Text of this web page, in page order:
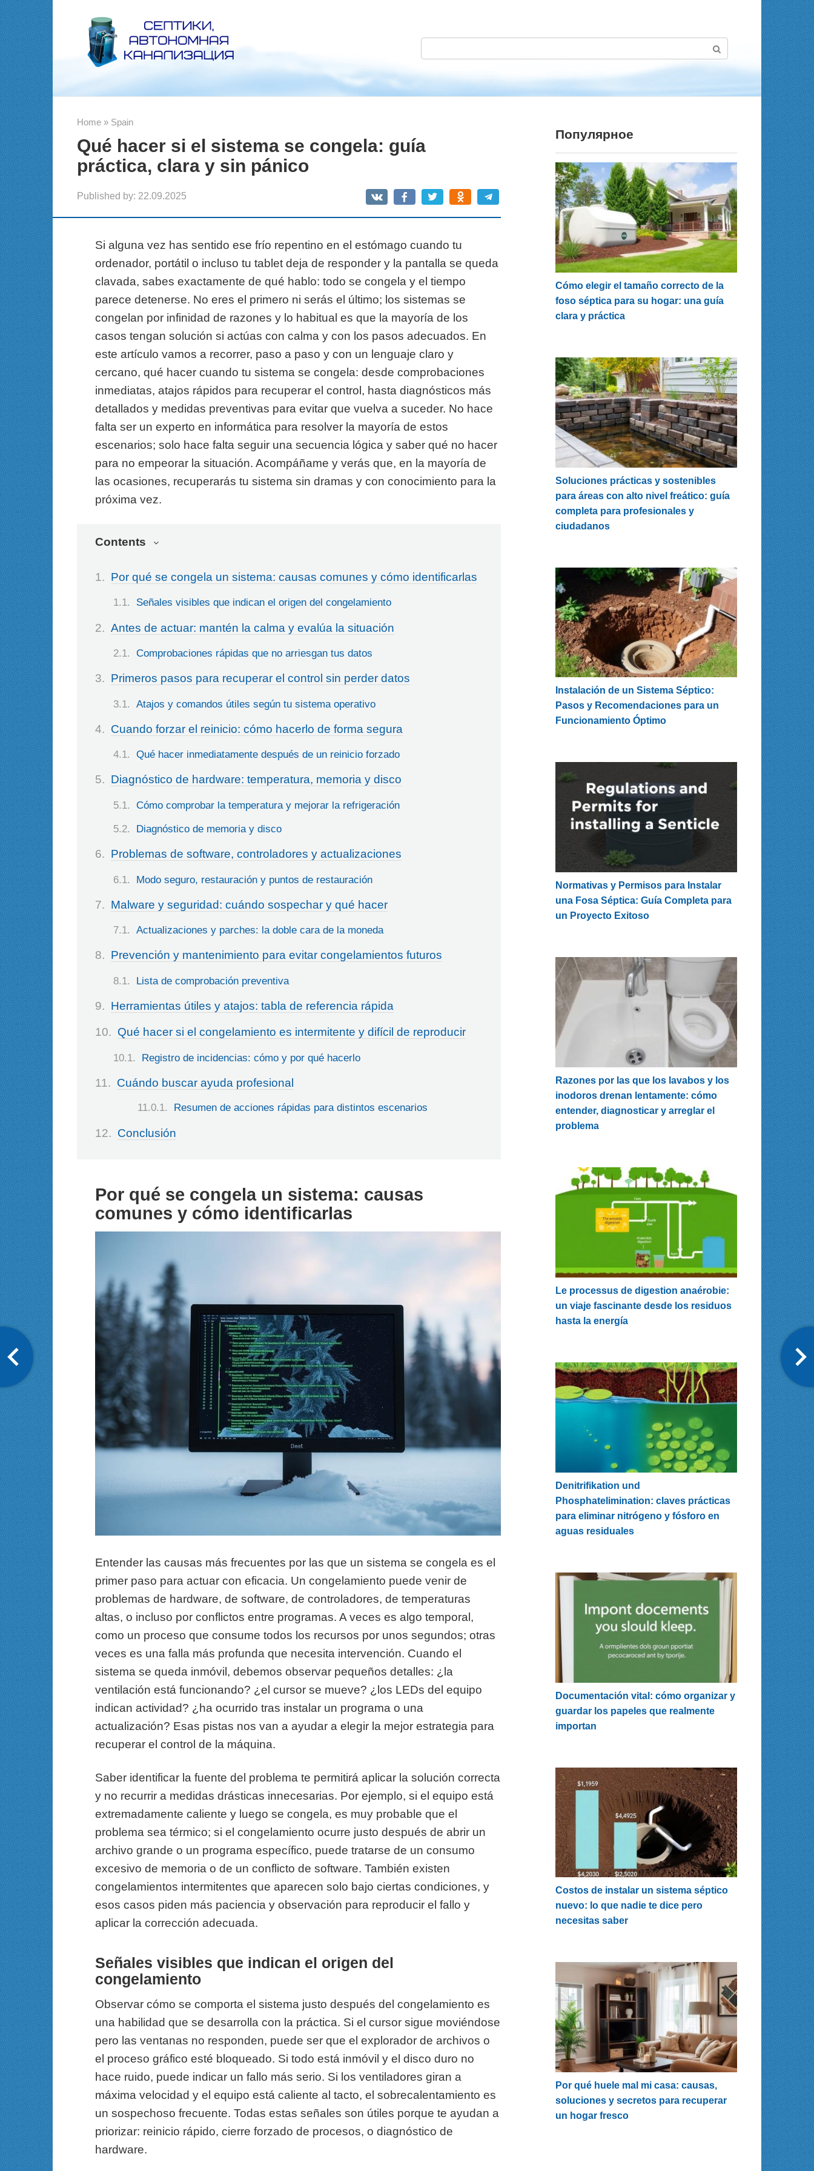
r
:
Home » Spain
Qué hacer si el sistema se congela: guía
práctica, clara y sin pánico
Published by: 22.09.2025
Si alguna vez has sentido ese frío repentino en el estómago cuando tu
ordenador, portátil o incluso tu tablet deja de responder y la pantalla se queda
clavada, sabes exactamente de qué hablo: todo se congela y el tiempo
parece detenerse. No eres el primero ni serás el último; los sistemas se
congelan por infinidad de razones y lo habitual es que la mayoría de los
casos tengan solución si actúas con calma y con los pasos adecuados. En
este artículo vamos a recorrer, paso a paso y con un lenguaje claro y
cercano, qué hacer cuando tu sistema se congela: desde comprobaciones
inmediatas, atajos rápidos para recuperar el control, hasta diagnósticos más
detallados y medidas preventivas para evitar que vuelva a suceder. No hace
falta ser un experto en informática para resolver la mayoría de estos
escenarios; solo hace falta seguir una secuencia lógica y saber qué no hacer
para no empeorar la situación. Acompáñame y verás que, en la mayoría de
las ocasiones, recuperarás tu sistema sin dramas y con conocimiento para la
próxima vez.
Contents
Por qué se congela un sistema: causas comunes y cómo identificarlas
Señales visibles que indican el origen del congelamiento
Antes de actuar: mantén la calma y evalúa la situación
Comprobaciones rápidas que no arriesgan tus datos
Primeros pasos para recuperar el control sin perder datos
Atajos y comandos útiles según tu sistema operativo
Cuando forzar el reinicio: cómo hacerlo de forma segura
Qué hacer inmediatamente después de un reinicio forzado
Diagnóstico de hardware: temperatura, memoria y disco
Cómo comprobar la temperatura y mejorar la refrigeración
Diagnóstico de memoria y disco
Problemas de software, controladores y actualizaciones
Modo seguro, restauración y puntos de restauración
Malware y seguridad: cuándo sospechar y qué hacer
Actualizaciones y parches: la doble cara de la moneda
Prevención y mantenimiento para evitar congelamientos futuros
Lista de comprobación preventiva
Herramientas útiles y atajos: tabla de referencia rápida
Qué hacer si el congelamiento es intermitente y difícil de reproducir
Registro de incidencias: cómo y por qué hacerlo
Cuándo buscar ayuda profesional
Resumen de acciones rápidas para distintos escenarios
Conclusión
Por qué se congela un sistema: causas
comunes y cómo identificarlas
Entender las causas más frecuentes por las que un sistema se congela es el
primer paso para actuar con eficacia. Un congelamiento puede venir de
problemas de hardware, de software, de controladores, de temperaturas
altas, o incluso por conflictos entre programas. A veces es algo temporal,
como un proceso que consume todos los recursos por unos segundos; otras
veces es una falla más profunda que necesita intervención. Cuando el
sistema se queda inmóvil, debemos observar pequeños detalles: ¿la
ventilación está funcionando? ¿el cursor se mueve? ¿los LEDs del equipo
indican actividad? ¿ha ocurrido tras instalar un programa o una
actualización? Esas pistas nos van a ayudar a elegir la mejor estrategia para
recuperar el control de la máquina.
Saber identificar la fuente del problema te permitirá aplicar la solución correcta
y no recurrir a medidas drásticas innecesarias. Por ejemplo, si el equipo está
extremadamente caliente y luego se congela, es muy probable que el
problema sea térmico; si el congelamiento ocurre justo después de abrir un
archivo grande o un programa específico, puede tratarse de un consumo
excesivo de memoria o de un conflicto de software. También existen
congelamientos intermitentes que aparecen solo bajo ciertas condiciones, y
esos casos piden más paciencia y observación para reproducir el fallo y
aplicar la corrección adecuada.
Señales visibles que indican el origen del
congelamiento
Observar cómo se comporta el sistema justo después del congelamiento es
una habilidad que se desarrolla con la práctica. Si el cursor sigue moviéndose
pero las ventanas no responden, puede ser que el explorador de archivos o
el proceso gráfico esté bloqueado. Si todo está inmóvil y el disco duro no
hace ruido, puede indicar un fallo más serio. Si los ventiladores giran a
máxima velocidad y el equipo está caliente al tacto, el sobrecalentamiento es
un sospechoso frecuente. Todas estas señales son útiles porque te ayudan a
priorizar: reinicio rápido, cierre forzado de procesos, o diagnóstico de
hardware.
Популярное
Cómo elegir el tamaño correcto de la
foso séptica para su hogar: una guía
clara y práctica
Soluciones prácticas y sostenibles
para áreas con alto nivel freático: guía
completa para profesionales y
ciudadanos
Instalación de un Sistema Séptico:
Pasos y Recomendaciones para un
Funcionamiento Óptimo
Normativas y Permisos para Instalar
una Fosa Séptica: Guía Completa para
un Proyecto Exitoso
Razones por las que los lavabos y los
inodoros drenan lentamente: cómo
entender, diagnosticar y arreglar el
problema
Le processus de digestion anaérobie:
un viaje fascinante desde los residuos
hasta la energía
Denitrifikation und
Phosphatelimination: claves prácticas
para eliminar nitrógeno y fósforo en
aguas residuales
Documentación vital: cómo organizar y
guardar los papeles que realmente
importan
Costos de instalar un sistema séptico
nuevo: lo que nadie te dice pero
necesitas saber
Por qué huele mal mi casa: causas,
soluciones y secretos para recuperar
un hogar fresco